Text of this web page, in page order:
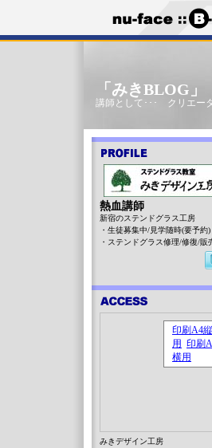
「みきBLOG
講師として･･･ クリエー
熱血講師
新宿のステンドグラス工房
・生徒募集中/見学随時(要予約)
・ステンドグラス修理/修復/販
みきデザイン工房